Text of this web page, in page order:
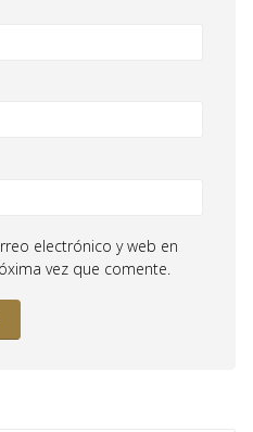
electrónico y web en
vez que comente.